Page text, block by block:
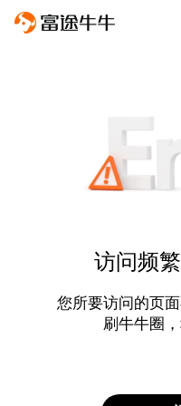
访问频
您所要访问的页
刷牛牛圈